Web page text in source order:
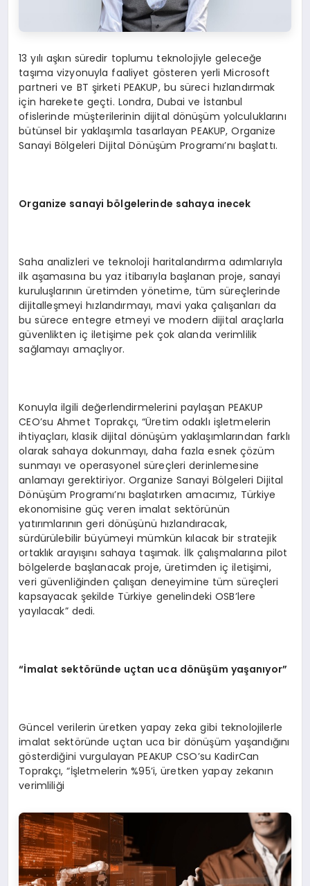
13 yılı aşkın süredir toplumu teknolojiyle geleceğe
taşıma vizyonuyla faaliyet gösteren yerli Microsoft
partneri ve BT şirketi PEAKUP, bu süreci hızlandırmak
için harekete geçti. Londra, Dubai ve İstanbul
ofislerinde müşterilerinin dijital dönüşüm yolculuklarını
bütünsel bir yaklaşımla tasarlayan PEAKUP, Organize
Sanayi Bölgeleri Dijital Dönüşüm Programı’nı başlattı.
Organize sanayi bölgelerinde sahaya inecek
Saha analizleri ve teknoloji haritalandırma adımlarıyla
ilk aşamasına bu yaz itibarıyla başlanan proje, sanayi
kuruluşlarının üretimden yönetime, tüm süreçlerinde
dijitalleşmeyi hızlandırmayı, mavi yaka çalışanları da
bu sürece entegre etmeyi ve modern dijital araçlarla
güvenlikten iç iletişime pek çok alanda verimlilik
sağlamayı amaçlıyor.
Konuyla ilgili değerlendirmelerini paylaşan PEAKUP
CEO’su Ahmet Toprakçı, “Üretim odaklı işletmelerin
ihtiyaçları, klasik dijital dönüşüm yaklaşımlarından farklı
olarak sahaya dokunmayı, daha fazla esnek çözüm
sunmayı ve operasyonel süreçleri derinlemesine
anlamayı gerektiriyor. Organize Sanayi Bölgeleri Dijital
Dönüşüm Programı’nı başlatırken amacımız, Türkiye
ekonomisine güç veren imalat sektörünün
yatırımlarının geri dönüşünü hızlandıracak,
sürdürülebilir büyümeyi mümkün kılacak bir stratejik
ortaklık arayışını sahaya taşımak. İlk çalışmalarına pilot
bölgelerde başlanacak proje, üretimden iç iletişimi,
veri güvenliğinden çalışan deneyimine tüm süreçleri
kapsayacak şekilde Türkiye genelindeki OSB’lere
yayılacak” dedi.
“İmalat sektöründe uçtan uca dönüşüm yaşanıyor”
Güncel verilerin üretken yapay zeka gibi teknolojilerle
imalat sektöründe uçtan uca bir dönüşüm yaşandığını
gösterdiğini vurgulayan PEAKUP CSO’su KadirCan
Toprakçı, “İşletmelerin %95’i, üretken yapay zekanın
verimliliği